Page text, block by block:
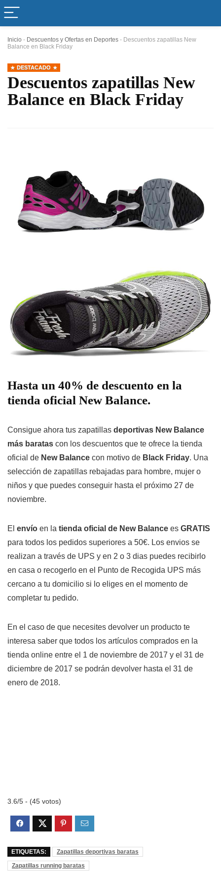
Inicio - Descuentos y Ofertas en Deportes - Descuentos zapatillas New
Balance en Black Friday
DESTACADO
Descuentos zapatillas New
Balance en Black Friday
Hasta un 40% de descuento en la
tienda oficial New Balance.
Consigue ahora tus zapatillas deportivas New Balance
más baratas con los descuentos que te ofrece la tienda
oficial de New Balance con motivo de Black Friday. Una
selección de zapatillas rebajadas para hombre, mujer o
niños y que puedes conseguir hasta el próximo 27 de
noviembre.
El envío en la tienda oficial de New Balance es GRATIS
para todos los pedidos superiores a 50€. Los envios se
realizan a través de UPS y en 2 o 3 dias puedes recibirlo
en casa o recogerlo en el Punto de Recogida UPS más
cercano a tu domicilio si lo eliges en el momento de
completar tu pedido.
En el caso de que necesites devolver un producto te
interesa saber que todos los artículos comprados en la
tienda online entre el 1 de noviembre de 2017 y el 31 de
diciembre de 2017 se podrán devolver hasta el 31 de
enero de 2018.
3.6/5 - (45 votos)
ETIQUETAS:
Zapatillas deportivas baratas
Zapatillas running baratas